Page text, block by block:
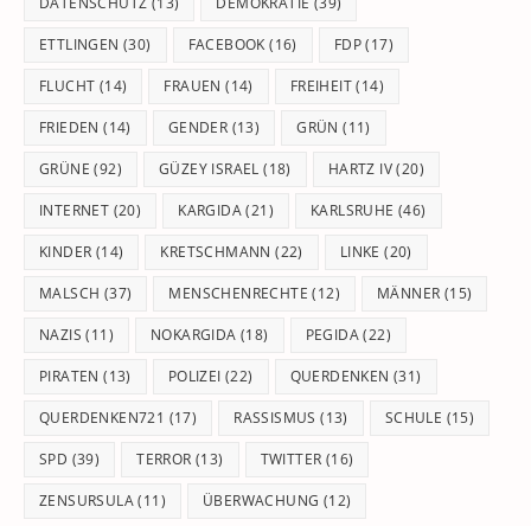
ETTLINGEN (30) FACEBOOK (16) FDP(17)
FLUCHT (14) FRAUEN (14) FREIHEIT(14)
FRIEDEN (14) GENDER (13) GRÜN (11)
GRÜNE (92) GÜZEY ISRAEL (18) HARTZ IV(20)
INTERNET (20) KARGIDA(21) KARLSRUHE (46)
KINDER (14) KRETSCHMANN (22) LINKE (20)
MALSCH (37) MENSCHENRECHTE (12) MÄNNER (15)
NAZIS (11) NOKARGIDA (18) PEGIDA(22)
PIRATEN (13) POLIZEI (22) QUERDENKEN (31)
QUERDENKEN721 (17) RASSISMUS (13) SCHULE (15)
SPD (39) TERROR (13) TWITTER (16)
ZENSURSULA(11) ÜBERWACHUNG (12)